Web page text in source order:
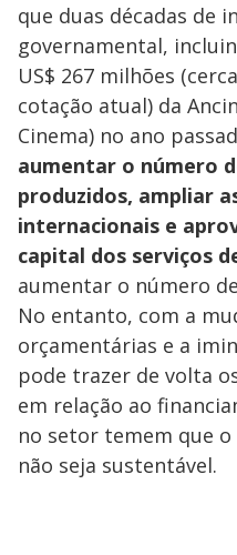
que duas décadas de
governamental,
US$ 267 milhões
cotação atual) da
Cinema) no ano
aumentar o número
produzidos, ampliar
internacionais e
capital dos serviços
aumentar o número
No entanto, com a
orçamentárias e a
pode trazer de volta
em relação ao
no setor temem que
não seja sustentável.